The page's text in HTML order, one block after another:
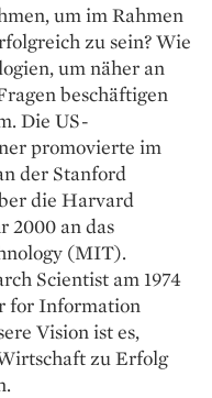
um im Rahmen
zu sein? Wie
um näher an
beschäftigen
Die US-
promovierte im
der Stanford
die Harvard
2000 an das
(MIT).
Scientist am 1974
for Information
Vision ist es,
zu Erfolg